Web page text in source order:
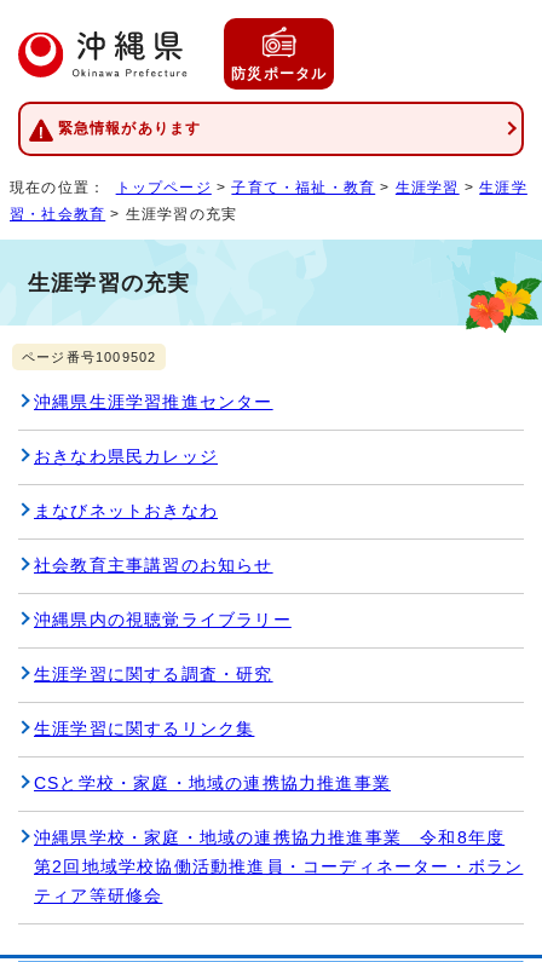
防災ポータル
緊急情報があります
現在の位置： トップページ >子育て・福祉・教育 > 生涯学習 >生涯学
習・社会教育 > 生涯学習の充実
生涯学習の充実
ページ番号1009502
沖縄県生涯学習推進センター
おきなわ県民カレッジ
まなびネットおきなわ
社会教育主事講習のお知らせ
沖縄県内の視聴覚ライブラリー
生涯学習に関する調査・研究
生涯学習に関するリンク集
CSと学校・家庭・地域の連携協力推進事業
沖縄県学校・家庭・地域の連携協力推進事業 令和8年度
第2回地域学校協働活動推進員・コーディネーター・ボラン
ティア等研修会